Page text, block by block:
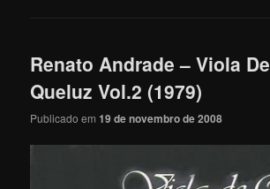
Renato Andrade – Viola De
Queluz Vol.2 (1979)
Publicado em19 de novembro de 2008